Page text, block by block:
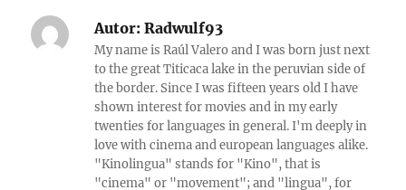
Autor: Radwulf93
My name is Raúl Valero and I was born just next
to the great Titicaca lake in the peruvian side of
the border. Since I was fifteen years old I have
shown interest for movies and in my early
twenties for languages in general. I'm deeply in
love with cinema and european languages alike.
"Kinolingua" stands for "Kino", that is
"cinema" or "movement"; and "lingua", for